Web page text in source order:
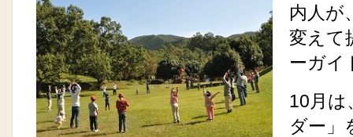
内人が
変えて
ーガイ
10月は
ダー」